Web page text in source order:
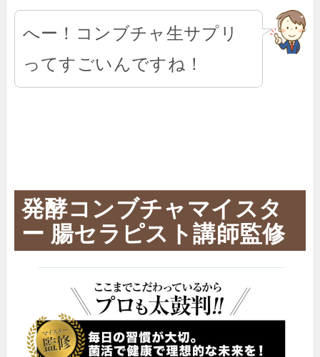
へー！コンブチャ生サプリ
ってすごいんですね！
発酵コンブチャマイスタ
ー 腸セラピスト講師監修